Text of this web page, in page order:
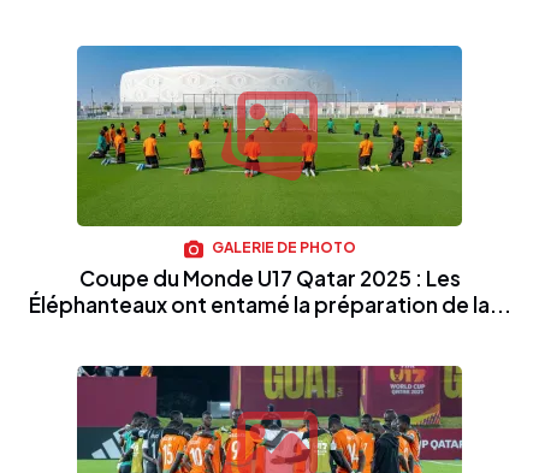
GALERIE DE PHOTO
Coupe du Monde U17 Qatar 2025 : Les
Éléphanteaux ont entamé la préparation de la...